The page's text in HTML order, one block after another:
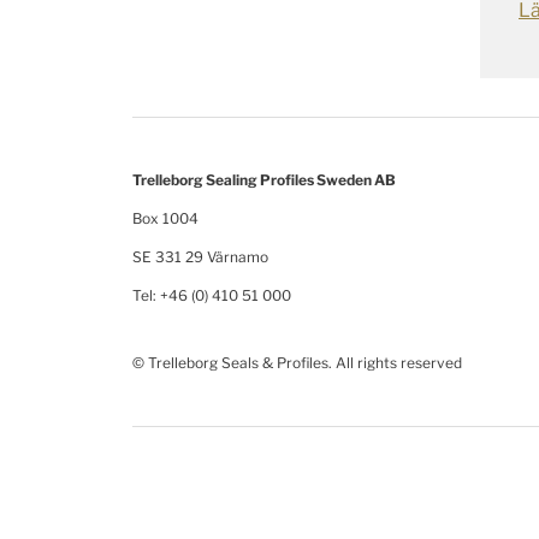
Trelleborg Sealing Profiles Sweden AB
Box 1004
SE 331 29 Värnamo
Tel: +46 (0) 410 51 000
© Trelleborg Seals & Profiles. All rights reserved